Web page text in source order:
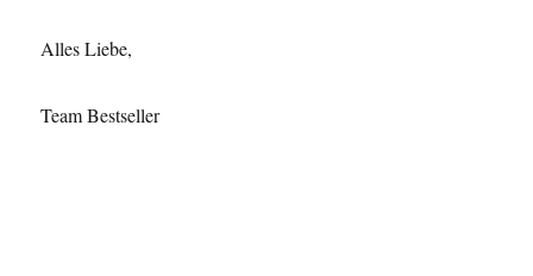
Alles Liebe,
Team Bestseller